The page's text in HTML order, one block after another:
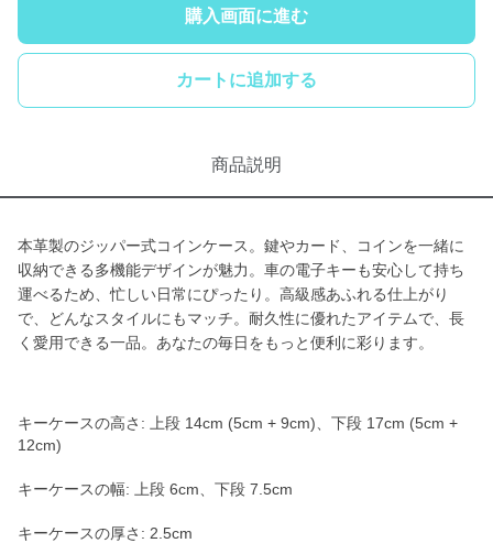
購入画面に進む
カートに追加する
商品説明
本革製のジッパー式コインケース。鍵やカード、コインを一緒に
収納できる多機能デザインが魅力。車の電子キーも安心して持ち
運べるため、忙しい日常にぴったり。高級感あふれる仕上がり
で、どんなスタイルにもマッチ。耐久性に優れたアイテムで、長
く愛用できる一品。あなたの毎日をもっと便利に彩ります。
キーケースの高さ: 上段 14cm (5cm + 9cm)、下段 17cm (5cm +
12cm)
キーケースの幅: 上段 6cm、下段 7.5cm
キーケースの厚さ: 2.5cm